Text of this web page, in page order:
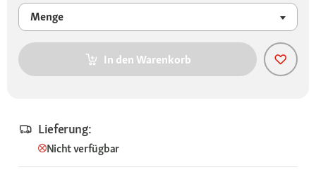
Menge
In den Warenkorb
Lieferung:
Nicht verfügbar